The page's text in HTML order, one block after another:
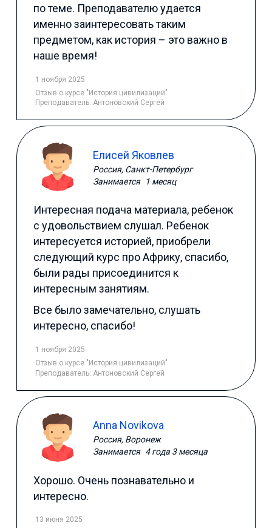
по теме. Преподавателю удается
именно заинтересовать таким
предметом, как история – это важно в
наше время!
1 ноября 2025
Отзыв о курсе "История цивилизаций"
Преподаватель: Антоновский Сергей
Елисей Яковлев
Россия, Санкт-Петербург
Занимается
1 месяц
Интересная подача материала, ребенок
с удовольствием слушал. Ребенок
интересуется историей, приобрели
следующий курс про Африку, спасибо,
были рады присоединится к
интересным занятиям.
Все было замечательно, слушать
интересно, спасибо!
1 ноября 2025
Отзыв о курсе "История цивилизаций"
Преподаватель: Антоновский Сергей
Anna Novikova
Россия, Воронеж
Занимается 4 года 3 месяца
Хорошо. Очень познавательно и
интересно.
13 июня 2025